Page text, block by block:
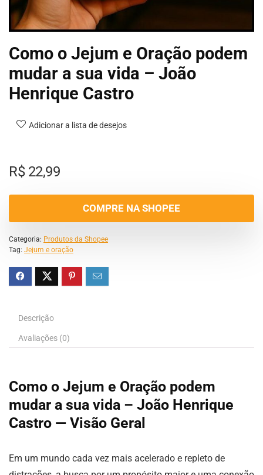
Como o Jejum e Oração podem
mudar a sua vida – João
Henrique Castro
Adicionar a lista de desejos
R$22,99
COMPRE NA SHOPEE
Categoria: Produtos da Shopee
Tag: Jejum e oração
Descrição
Avaliações (0)
Como o Jejum e Oração podem
mudar a sua vida – João Henrique
Castro — Visão Geral
Em um mundo cada vez mais acelerado e repleto de